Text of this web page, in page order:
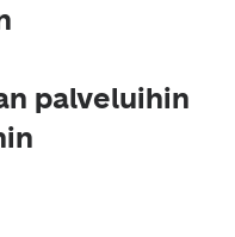
palveluihin